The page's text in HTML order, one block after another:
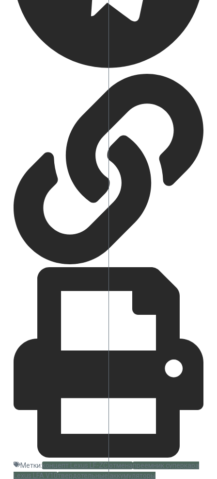
Метки:концепт Lexus LF-ZC отменапреемник суперкара
Lexus LFA V10твердотельные аккумуляторы